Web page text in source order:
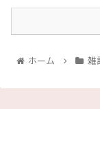
ホーム 雑